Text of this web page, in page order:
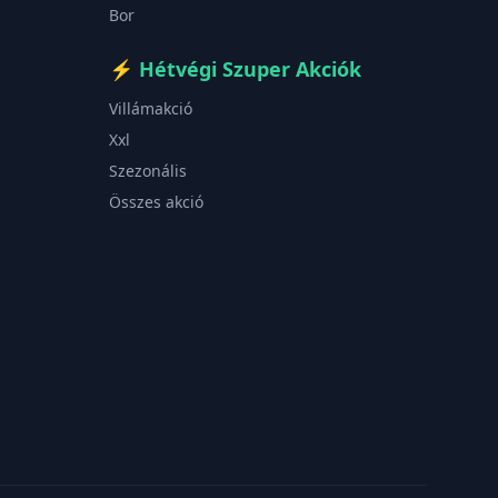
Bor
⚡ Hétvégi Szuper Akciók
Villámakció
Xxl
Szezonális
Összes akció